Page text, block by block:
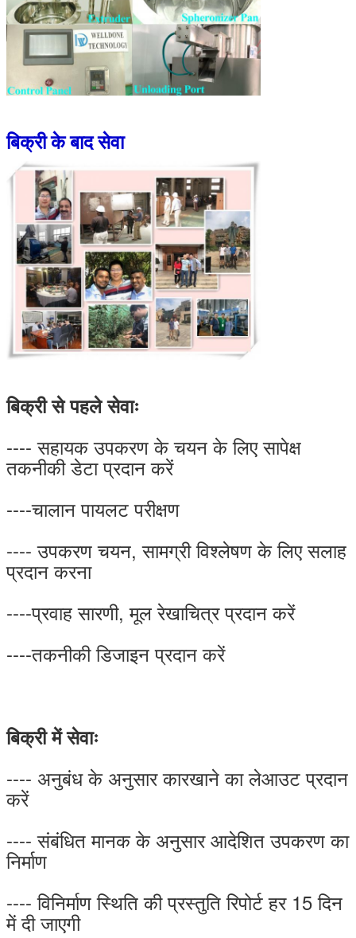
बिक्री के बाद सेवा
बिक्री से पहले सेवाः
---- सहायक उपकरण के चयन के लिए सापेक्ष
तकनीकी डेटा प्रदान करें
----चालान पायलट परीक्षण
---- उपकरण चयन, सामग्री विश्लेषण के लिए सलाह
प्रदान करना
----प्रवाह सारणी, मूल रेखाचित्र प्रदान करें
----तकनीकी डिजाइन प्रदान करें
बिक्री में सेवाः
---- अनुबंध के अनुसार कारखाने का लेआउट प्रदान
करें
---- संबंधित मानक के अनुसार आदेशित उपकरण का
निर्माण
---- विनिर्माण स्थिति की प्रस्तुति रिपोर्ट हर 15 दिन
में दी जाएगी